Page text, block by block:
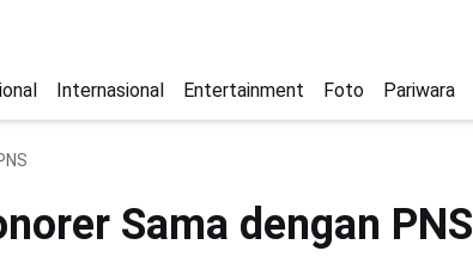
Internasional Entertainment Foto Pariwara
Sama dengan PNS